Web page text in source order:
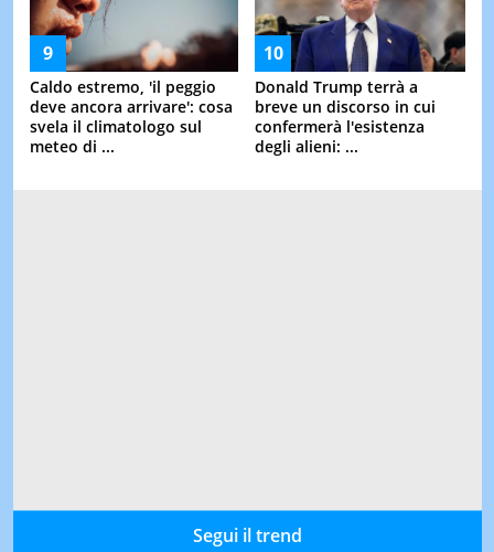
Caldo estremo, 'il peggio
deve ancora arrivare': cosa
svela il climatologo sul
meteo di ...
Donald Trump terrà a
breve un discorso in cui
confermerà l'esistenza
degli alieni: ...
Segui il trend